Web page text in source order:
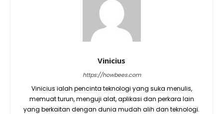
Vinicius
https://howbees.com
Vinicius ialah pencinta teknologi yang suka menulis,
memuat turun, menguji alat, aplikasi dan perkara lain
yang berkaitan dengan dunia mudah alih dan teknologi.